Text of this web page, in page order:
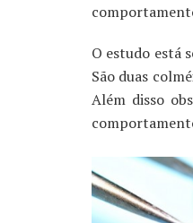
O estudo está
São duas
Além disso